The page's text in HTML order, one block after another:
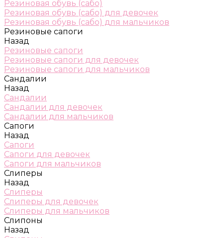
Резиновая обувь (сабо)
Резиновая обувь (сабо) для девочек
Резиновая обувь (сабо) для мальчиков
Резиновые сапоги
Назад
Резиновые сапоги
Резиновые сапоги для девочек
Резиновые сапоги для мальчиков
Сандалии
Назад
Сандалии
Сандалии для девочек
Сандалии для мальчиков
Сапоги
Назад
Сапоги
Сапоги для девочек
Сапоги для мальчиков
Слиперы
Назад
Слиперы
Слиперы для девочек
Слиперы для мальчиков
Слипоны
Назад